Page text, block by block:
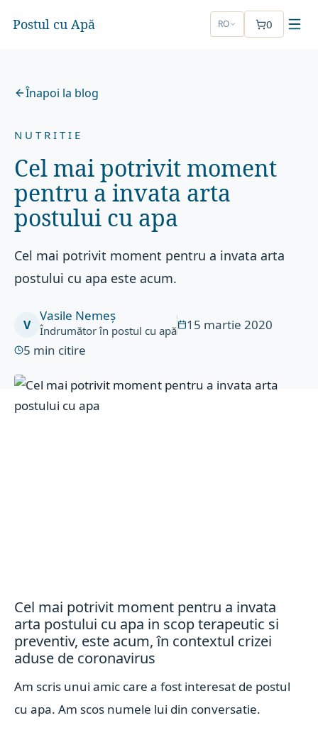
Postul cu Apă RO 0
Înapoi la blog
NUTRITIE
Cel mai potrivit moment
pentru a invata arta
postului cu apa
Cel mai potrivit moment pentru a invata arta
postului cu apa este acum.
V
Vasile Nemeș
Îndrumător în postul cu apă
15 martie 2020
5 min citire
Cel mai potrivit moment pentru a invata
arta postului cu apa in scop terapeutic si
preventiv, este acum, în contextul crizei
aduse de coronavirus
Am scris unui amic care a fost interesat de postul
cu apa. Am scos numele lui din conversatie.